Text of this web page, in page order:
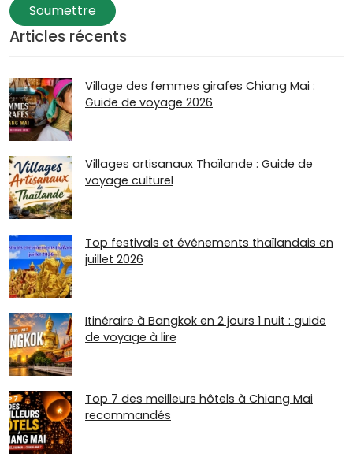
Soumettre
Articles récents
Village des femmes girafes Chiang Mai :
Guide de voyage 2026
Villages artisanaux Thaïlande : Guide de
voyage culturel
Top festivals et événements thaïlandais en
juillet 2026
Itinéraire à Bangkok en 2 jours 1 nuit : guide
de voyage à lire
Top 7 des meilleurs hôtels à Chiang Mai
recommandés